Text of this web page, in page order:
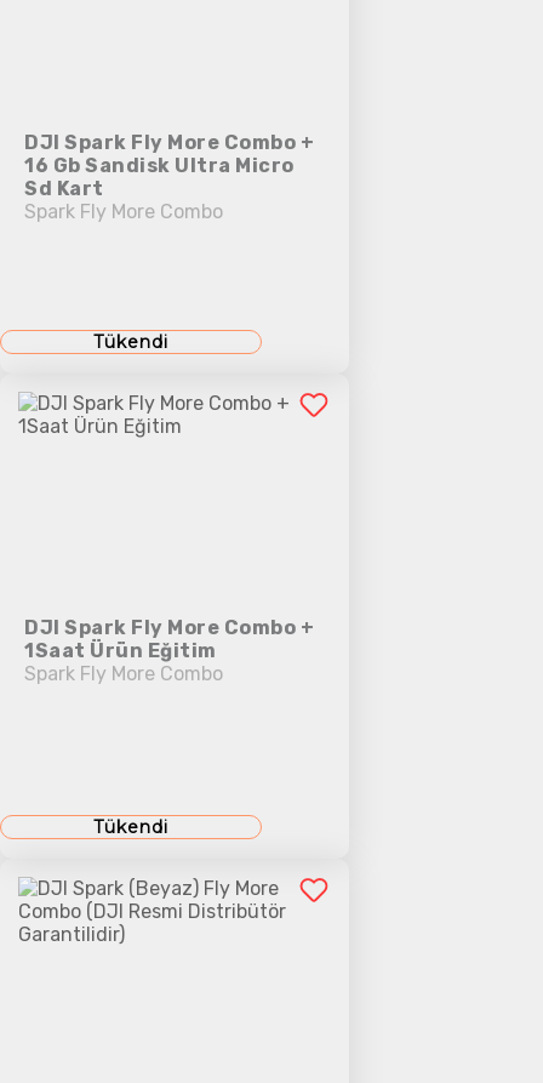
DJI Spark Fly More Combo +
16 Gb Sandisk Ultra Micro
Sd Kart
Spark Fly More Combo
Tükendi
DJI Spark Fly More Combo +
1Saat Ürün Eğitim
Spark Fly More Combo
Tükendi